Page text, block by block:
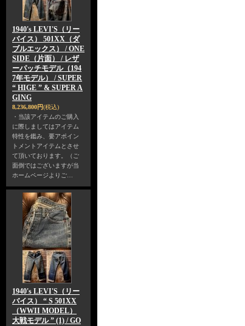
1940's LEVI'S（リー
バイス） 501XX（ダ
ブルエックス） / ONE
SIDE（片面） / レザ
ーパッチモデル（194
7年モデル） / SUPER
“ HIGE ” & SUPER A
GING
8,236,800円(税込)
・当該アイテムのご購入
に際しましてはアイテム
特性を鑑み、要アポイン
トメントアイテムとさせ
て頂いております。（ご
面倒ではございますが当
ホームページよりご…
1940's LEVI'S（リー
バイス） “ S 501XX
（WWII MODEL）
大戦モデル ” (1) / GO